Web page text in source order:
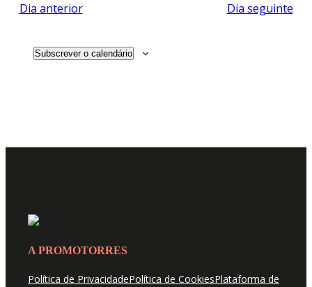
Dia anterior Dia seguinte
Subscrever o calendário
A PROMOTORRES
Política de PrivacidadePolítica de CookiesPlataforma de